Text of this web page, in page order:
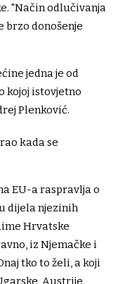
"Način odlučivanja
brzo donošenje
jedna je od
kojoj istovjetno
Plenković.
kada se
EU-a raspravlja o
dijela njezinih
Hrvatske
iz Njemačke i
tko to želi, a koji
Austrije